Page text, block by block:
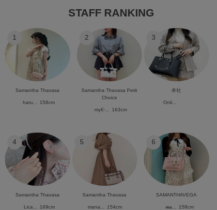
STAFF RANKING
1
Samantha Thavasa
haru... 158cm
2
Samantha Thavasa Petit
Choice
my☪︎... 163cm
3
本社
Onli...
4
Samantha Thavasa
Lica... 169cm
5
Samantha Thavasa
mana... 154cm
6
SAMANTHAVEGA
𝒎𝒂... 158cm